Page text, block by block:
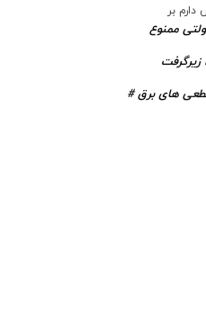
دارم بر
ممنوع
زیرگرفت
قطعی های برق #